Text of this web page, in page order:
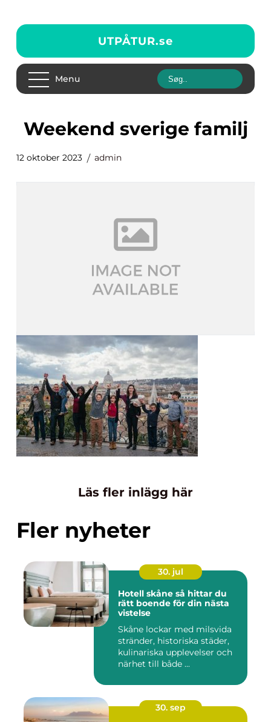
UTPÅTUR.se
Menu
weekend sverige familj
12 oktober 2023 admin
Läs fler inlägg här
Fler nyheter
30. jul
Hotell skåne så hittar du
rätt boende för din nästa
vistelse
Skåne lockar med milsvida
stränder, historiska städer,
kulinariska upplevelser och
närhet till både ...
30. sep